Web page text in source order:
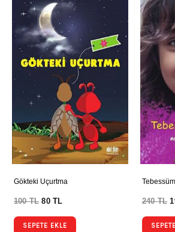
Gökteki Uçurtma
100TL 80TL
SEPETE EKLE
240TL